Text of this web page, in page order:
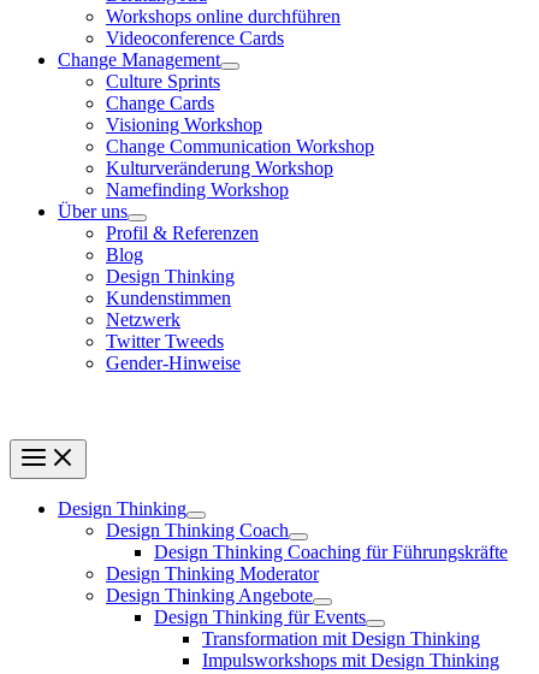
Workshops online durchführen
Videoconference Cards
Change Management
Culture Sprints
Change Cards
Visioning Workshop
Change Communication Workshop
Kulturveränderung Workshop
Namefinding Workshop
Über uns
Profil & Referenzen
Blog
Design Thinking
Kundenstimmen
Netzwerk
Twitter Tweeds
Gender-Hinweise
Design Thinking
Design Thinking Coach
Design Thinking Coaching für Führungskräfte
Design Thinking Moderator
Design Thinking Angebote
Design Thinking für Events
Transformation mit Design Thinking
Impulsworkshops mit Design Thinking